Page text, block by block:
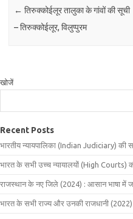
← तिरुक्‍कोईलूर तालुका के गांवों की सूची
– तिरुक्‍कोईलूर, विलुप्‍पुरम
खोजें
Recent Posts
भारतीय न्यायपालिका (Indian Judiciary) की
भारत के सभी उच्च न्यायालयों (High Courts)
राजस्थान के नए जिले (2024) : आसान भाषा में
भारत के सभी राज्य और उनकी राजधानी (2022)